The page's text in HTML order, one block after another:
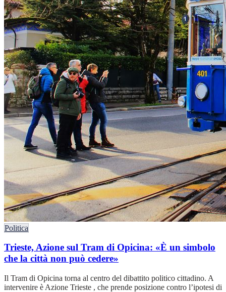
Politica
Trieste, Azione sul Tram di Opicina: «È un simbolo
che la città non può cedere»
Il Tram di Opicina torna al centro del dibattito politico cittadino. A
intervenire è Azione Trieste , che prende posizione contro l’ipotesi di